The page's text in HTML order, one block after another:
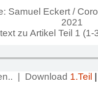
Samuel Eckert /
2021
zu Artikel Teil 1 (1-
| Download 1.Teil